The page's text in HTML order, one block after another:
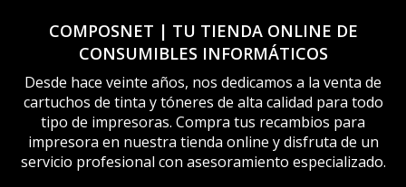
COMPOSNET | TU TIENDA ONLINE DE
CONSUMIBLES INFORMÁTICOS
Desde hace veinte años, nos dedicamos a la venta de
cartuchos de tinta y tóneres de alta calidad para todo
tipo de impresoras. Compra tus recambios para
impresora en nuestra tienda online y disfruta de un
servicio profesional con asesoramiento especializado.